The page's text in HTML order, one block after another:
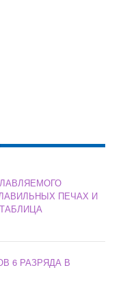
ПЕЧАХ И
6 РАЗРЯДА В